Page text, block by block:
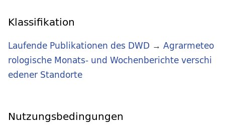
Klassifikation
Laufende Publikationen des DWD → Agrarmeteo
rologische Monats- und Wochenberichte verschi
edener Standorte
Nutzungsbedingungen